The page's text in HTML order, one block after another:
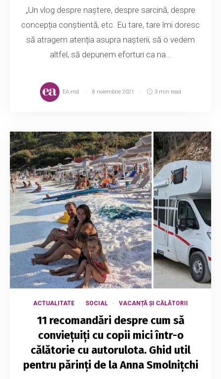
„Un vlog despre naștere, despre sarcină, despre
concepția conștientă, etc. Eu tare, tare îmi doresc
să atragem atenția asupra nașterii, să o vedem
altfel, să depunem eforturi ca na...
EA.md 8 noiembrie 2021 3 min read
ACTUALITATE SOCIAL VACANȚĂ ȘI CĂLĂTORII
11 recomandări despre cum să
conviețuiți cu copii mici într-o
călătorie cu autorulota. Ghid util
pentru părinți de la Anna Smolnițchi